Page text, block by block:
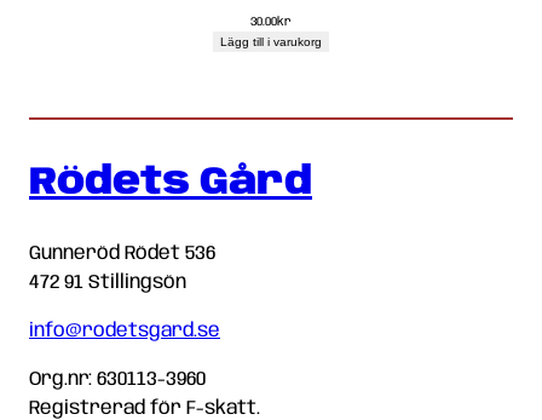
30.00kr
Lägg till i varukorg
Rödets Gård
Gunneröd Rödet 536
472 91 Stillingsön
info@rodetsgard.se
Org.nr: 630113-3960
Registrerad för F-skatt.